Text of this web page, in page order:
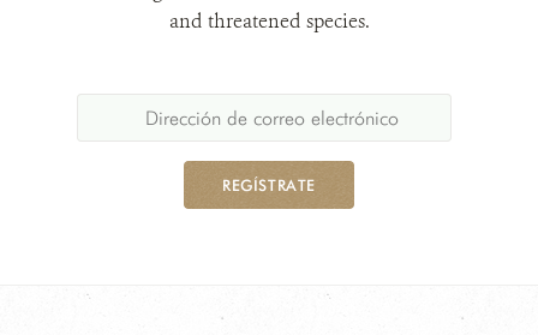
and threatened species.
REGÍSTRATE